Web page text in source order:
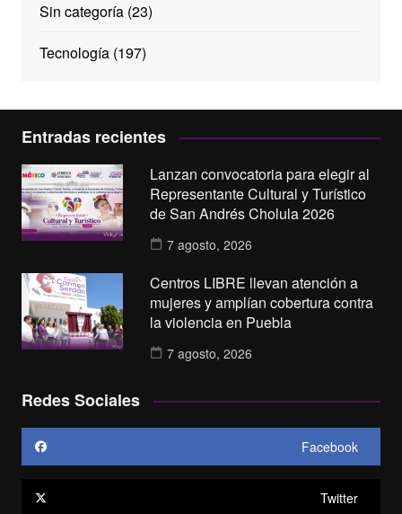
Sin categoría(23)
Tecnología(197)
Entradas recientes
Lanzan convocatoria para elegir al
Representante Cultural y Turístico
de San Andrés Cholula 2026
7 agosto, 2026
Centros LIBRE llevan atención a
mujeres y amplían cobertura contra
la violencia en Puebla
7 agosto, 2026
Redes Sociales
Facebook
Twitter